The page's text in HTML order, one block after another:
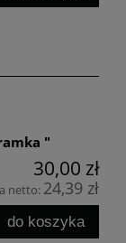
"
30,00 zł
netto: 24,39 zł
do koszyka